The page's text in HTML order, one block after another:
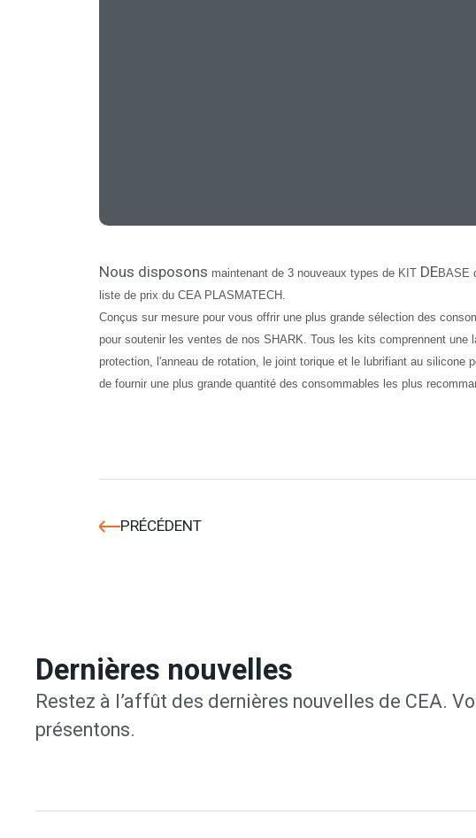
Nous disposons maintenant de 3 nouveaux types de KIT DEBASE
liste de prix du CEA PLASMATECH.
Conçus sur mesure pour vous offrir une plus grande sélection des
pour soutenir les ventes de nos SHARK. Tous les kits comprennent
protection, l'anneau de rotation, le joint torique et le lubrifiant au
de fournir une plus grande quantité des consommables les plus
PRÉCÉDENT
Dernières nouvelles
Restez à l’affût des dernières nouvelles de CEA.
présentons.